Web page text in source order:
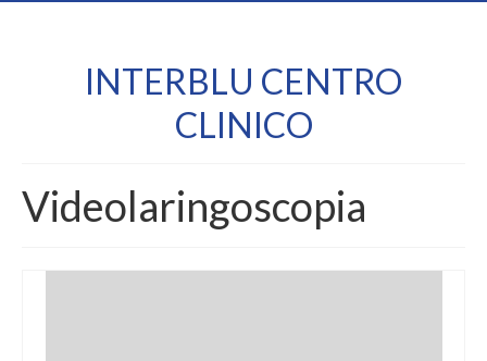
INTERBLU CENTRO
CLINICO
Videolaringoscopia